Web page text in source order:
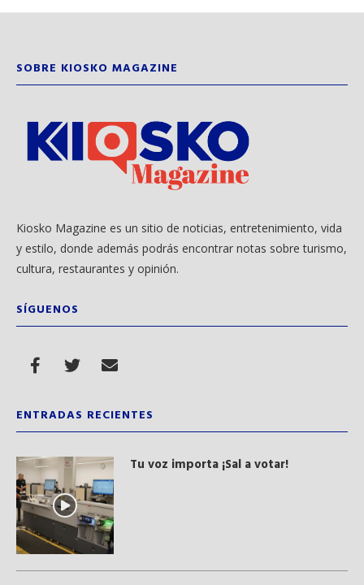
SOBRE KIOSKO MAGAZINE
Kiosko Magazine es un sitio de noticias, entretenimiento, vida
y estilo, donde además podrás encontrar notas sobre turismo,
cultura, restaurantes y opinión.
SÍGUENOS
ENTRADAS RECIENTES
Tu voz importa ¡Sal a votar!